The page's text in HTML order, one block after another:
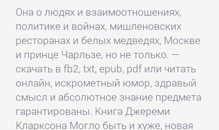
Она о людях и взаимоотношениях,
политике и войнах, мишленовских
ресторанах и белых медведях, Москве
и принце Чарльзе, но не только. —
скачать в fb2, txt, epub, pdf или читать
онлайн, искрометный юмор, здравый
смысл и абсолютное знание предмета
гарантированы. Книга Джереми
Кларксона Могло быть и хуже, новая